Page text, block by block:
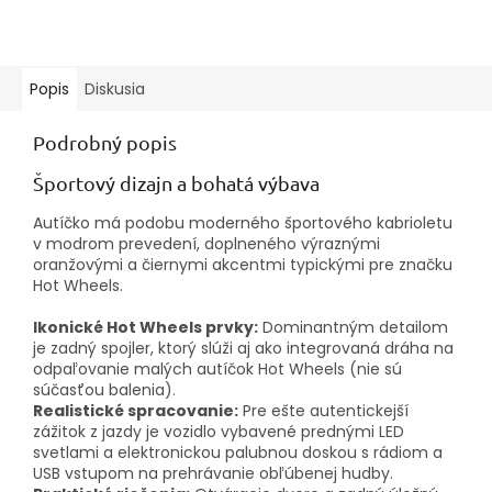
Popis Diskusia
Podrobný popis
Športový dizajn a bohatá výbava
Autíčko má podobu moderného športového kabrioletu
v modrom prevedení, doplneného výraznými
oranžovými a čiernymi akcentmi typickými pre značku
Hot Wheels.
Ikonické Hot Wheels prvky: Dominantným detailom
je zadný spojler, ktorý slúži aj ako integrovaná dráha na
odpaľovanie malých autíčok Hot Wheels (nie sú
súčasťou balenia).
Realistické spracovanie: Pre ešte autentickejší
zážitok z jazdy je vozidlo vybavené prednými LED
svetlami a elektronickou palubnou doskou s rádiom a
USB vstupom na prehrávanie obľúbenej hudby.